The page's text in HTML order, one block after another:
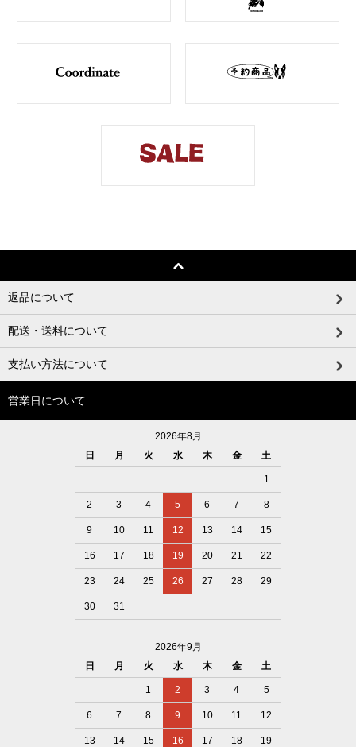
返品について
配送・送料について
支払い方法について
営業日について
2026年8月
日
月 火 水 木 金 土
1
2 3 4 5 6 7 8
9 10 11 12 13 14 15
16 17 18 19 20 21 22
23 24 25 26 27 28 29
30 31
2026年9月
日
月 火 水 木 金 土
1 2 3 4 5
6 7 8 9 10 11 12
13 14 15 16 17 18 19